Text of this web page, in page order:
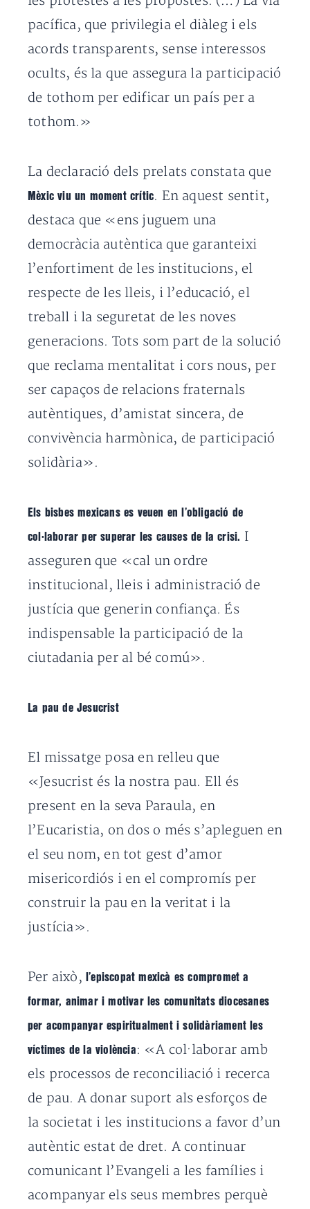
pacífica, que privilegia el diàleg i els
acords transparents, sense interessos
ocults, és la que assegura la participació
de tothom per edificar un país per a
tothom.»
La declaració dels prelats constata que
Mèxic viu un moment crític. En aquest sentit,
destaca que «ens juguem una
democràcia autèntica que garanteixi
l’enfortiment de les institucions, el
respecte de les lleis, i l’educació, el
treball i la seguretat de les noves
generacions. Tots som part de la solució
que reclama mentalitat i cors nous, per
ser capaços de relacions fraternals
autèntiques, d’amistat sincera, de
convivència harmònica, de participació
solidària».
Els bisbes mexicans es veuen en l’obligació de
col·laborar per superar les causes de la crisi. I
asseguren que «cal un ordre
institucional, lleis i administració de
justícia que generin confiança. És
indispensable la participació de la
ciutadania per al bé comú».
La pau de Jesucrist
El missatge posa en relleu que
«Jesucrist és la nostra pau. Ell és
present en la seva Paraula, en
l’Eucaristia, on dos o més s’apleguen en
el seu nom, en tot gest d’amor
misericordiós i en el compromís per
construir la pau en la veritat i la
justícia».
Per això, l’episcopat mexicà es compromet a
formar, animar i motivar les comunitats diocesanes
per acompanyar espiritualment i solidàriament les
víctimes de la violència : «A col·laborar amb
els processos de reconciliació i recerca
de pau. A donar suport als esforços de
la societat i les institucions a favor d’un
autèntic estat de dret. A continuar
comunicant l’Evangeli a les famílies i
acompanyar els seus membres perquè